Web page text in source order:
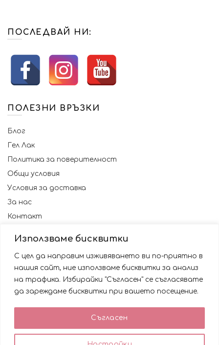
Използваме бисквитки
С цел да направим изживяването ви по-приятно в
нашия сайт, ние използваме бисквитки за анализ
на трафика. Избирайки "Съгласен" се съгласявате
да зареждаме бисквитки при вашето посещение.
Съгласен
ПОСЛЕДВАЙ НИ:
ПОЛЕЗНИ ВРЪЗКИ
Блог
Гел Лак
Политика за поверителност
Общи условия
Условия за доставка
За нас
Контакт
© 2023 NAILSBG. Всички права запазени
0
Използваме бисквитки за да подобрим вашата
работа със сайта. Като ползвате сайта Вие се
съгласявате с използването им.